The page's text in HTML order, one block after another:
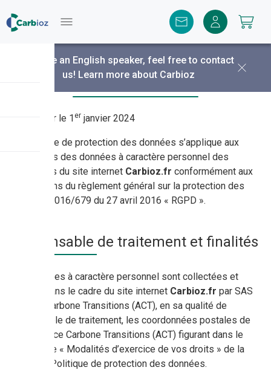
You are an English speaker, feel free to contact
us! Learn more about Carbioz
Protection des données personnelles
Mise à jour le 1 er janvier 2024
La politique de protection des données s’applique aux
traitements des données à caractère personnel des
utilisateurs du site internet Carbioz.fr conformément aux
dispositions du règlement général sur la protection des
données 2016/679 du 27 avril 2016 « RGPD ».
Responsable de traitement et finalités
Les données à caractère personnel sont collectées et
traitées dans le cadre du site internet Carbioz.fr par SAS
Alliance Carbone Transitions (ACT), en sa qualité de
responsable de traitement, les coordonnées postales de
SAS Alliance Carbone Transitions (ACT) figurant dans le
paragraphe « Modalités d’exercice de vos droits » de la
présente Politique de protection des données.